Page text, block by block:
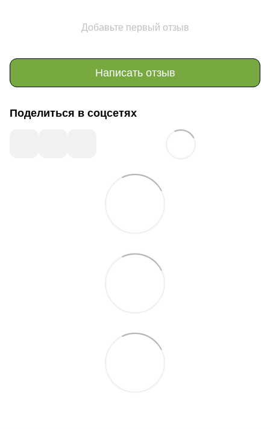
Добавьте первый отзыв
Написать отзыв
Поделиться в соцсетях